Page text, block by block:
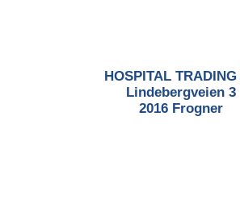
HOSPITAL TRADING
Lindebergveien 3
2016 Frogner